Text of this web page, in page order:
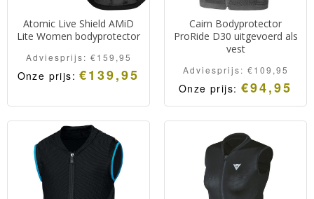
Atomic Live Shield AMiD
Lite Women bodyprotector
Adviesprijs: €159,95
Onze prijs:€139,95
bodyprotector van
Atomic met een categorie
1 beschermniveau.
Lichtgewicht en ademend.
Comfortabel de hele dag.
Cairn Bodyprotector
ProRide D30 uitgevoerd als
vest
Adviesprijs: €109,95
Onze prijs: €94,95
Bodyprotector van het
Franse merk Cairn.
Geschikt voor skiën en
mountainbiken.
Comfortabel en biedt veel
bescherming.